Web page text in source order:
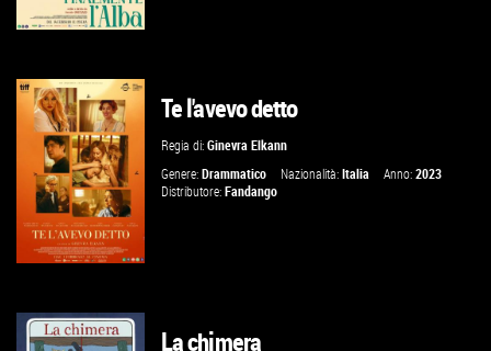
GUARDA IL TRAILER
VAI ALLA SCHEDA
GUARDA IL TRAILER
Te l'avevo detto
Regia di:Ginevra Elkann
Genere:Drammatico Nazionalità:Italia Anno:2023
Distributore:Fandango
La chimera